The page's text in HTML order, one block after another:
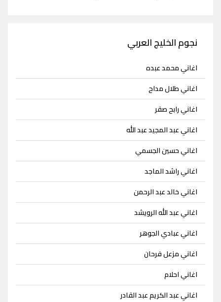
نجوم الخليج العربي
اغاني محمد عبده
اغاني طلال مداح
اغاني رابح صقر
اغاني عبد المجيد عبد الله
اغاني حسين الجسمي
اغاني راشد الماجد
اغاني خالد عبد الرحمن
اغاني عبد الله الرويشد
اغاني عبادي الجوهر
اغاني مزعل فرحان
اغاني احلام
اغاني عبد الكريم عبد القادر